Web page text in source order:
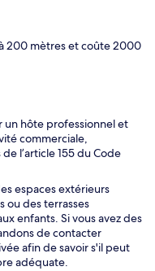
200 mètres et coûte 2000
hôte professionnel et
commerciale,
l’article 155 du Code
espaces extérieurs
ou des terrasses
enfants. Si vous avez des
de contacter
afin de savoir s'il peut
adéquate.